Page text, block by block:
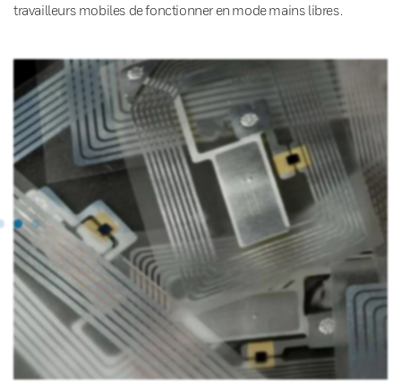
travailleurs mobiles de fonctionner en mode mains libres.